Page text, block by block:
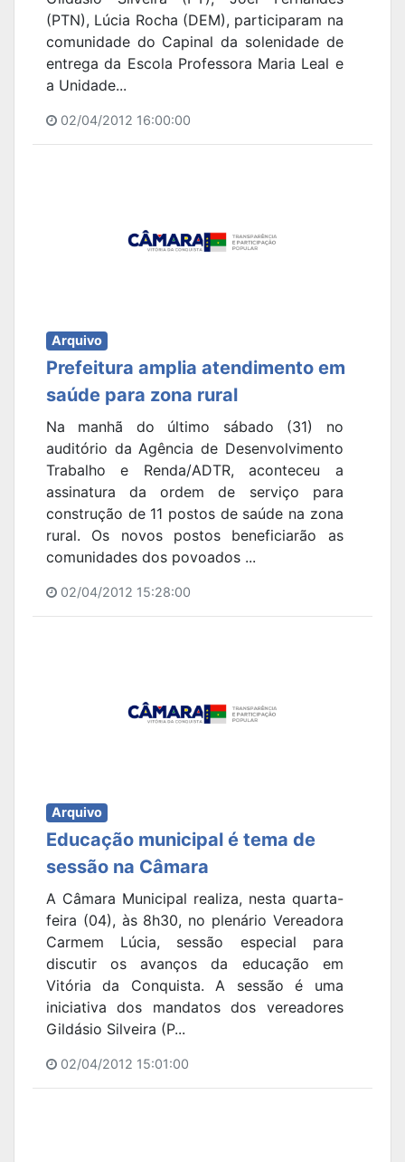
(PTN), Lúcia Rocha (DEM), participaram na
comunidade do Capinal da solenidade de
entrega da Escola Professora Maria Leal e
a Unidade...
02/04/2012 16:00:00
Arquivo
Prefeitura amplia atendimento em
saúde para zona rural
Na manhã do último sábado (31) no
auditório da Agência de Desenvolvimento
Trabalho e Renda/ADTR, aconteceu a
assinatura da ordem de serviço para
construção de 11 postos de saúde na zona
rural. Os novos postos beneficiarão as
comunidades dos povoados ...
02/04/2012 15:28:00
Arquivo
Educação municipal é tema de
sessão na Câmara
A Câmara Municipal realiza, nesta quarta-
feira (04), às 8h30, no plenário Vereadora
Carmem Lúcia, sessão especial para
discutir os avanços da educação em
Vitória da Conquista. A sessão é uma
iniciativa dos mandatos dos vereadores
Gildásio Silveira (P...
02/04/2012 15:01:00